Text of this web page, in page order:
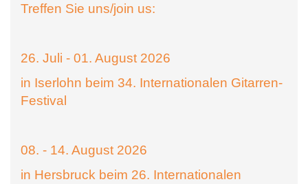
Treffen Sie uns/join us:
26. Juli - 01. August 2026
in Iserlohn beim 34. Internationalen Gitarren-
Festival
08. - 14. August 2026
in Hersbruck beim 26. Internationalen